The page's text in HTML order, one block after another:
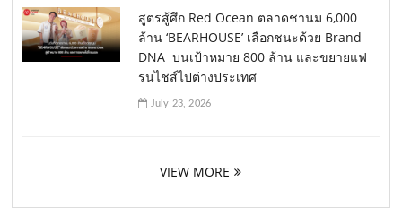
สูตรสู้ศึก Red Ocean ตลาดชานม 6,000
ล้าน ‘BEARHOUSE’ เลือกชนะด้วย Brand
DNA บนเป้าหมาย 800 ล้าน และขยายแฟ
รนไชส์ไปต่างประเทศ
July 23, 2026
VIEW MORE